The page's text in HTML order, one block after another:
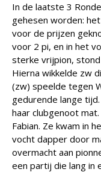
In de laatste 3
gehesen worden:
voor de prijzen
voor 2 pi, en in het
sterke vrijpion,
Hierna wikkelde zw
(zw) speelde tegen
gedurende lange
haar clubgenoot
Fabian. Ze kwam in
vocht dapper door
overmacht aan
een partij die lang in